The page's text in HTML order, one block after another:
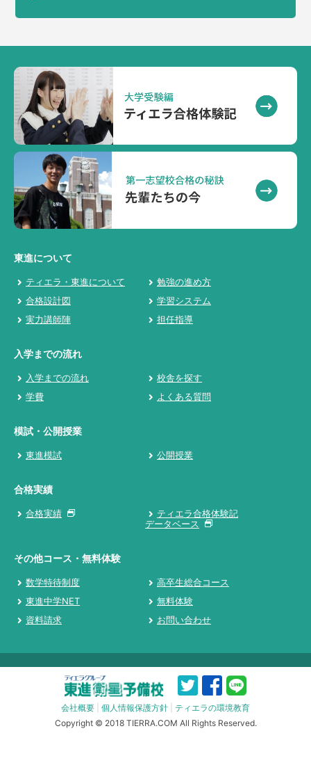
東進について
ティエラ・東進について
勉強の進め方
合格設計図
学習システム
実力講師陣
担任指導
入学までの流れ
入学までの流れ
校舎を探す
学費
よくある質問
模試・公開授業
東進模試 公開授業
合格実績
合格実績
ティエラ合格体験記
データベース
その他コース・無料体験
数学特待制度
高卒生総合コース
東進中学NET
無料体験
資料請求
お問い合わせ
会社概要 個人情報保護方針
ティエラの環境教育
Copyright © 2018 TIERRA.COM All Rights Reserved.